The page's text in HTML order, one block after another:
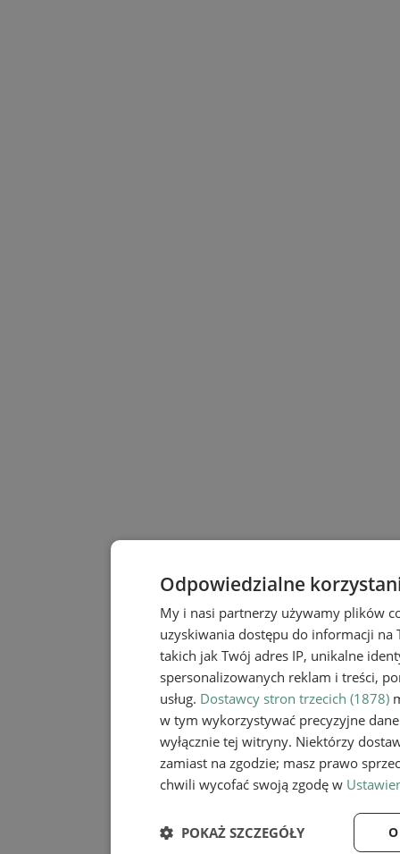
Odpowiedzialne
My i nasi partnerzy używamy plików
uzyskiwania dostępu do informacji
takich jak Twój adres IP, unikalne
spersonalizowanych reklam i treści,
usług. Dostawcy stron trzecich (1878)
w tym wykorzystywać precyzyjne
wyłącznie tej witryny. Niektórzy
zamiast na zgodzie; masz prawo
chwili wycofać swoją zgodę w
POKAŻ SZCZEGÓŁY